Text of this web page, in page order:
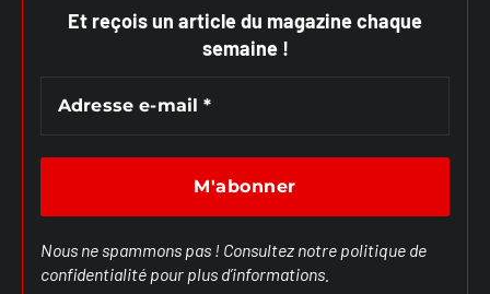
Et reçois un article du magazine chaque
semaine !
Nous ne spammons pas ! Consultez notre politique de
confidentialité pour plus d’informations.